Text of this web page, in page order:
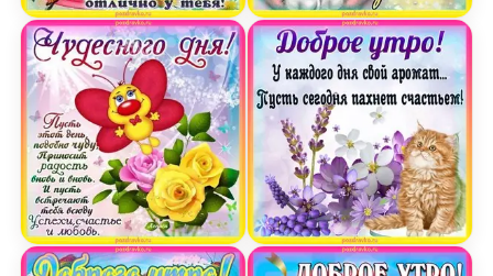
Открытка доброго утречка пусть все будет
Открытка доброго утра и чудесного дня
Открытка доброго утра
Картинка доброе утро с